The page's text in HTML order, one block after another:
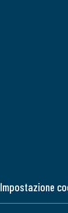
Impostazione